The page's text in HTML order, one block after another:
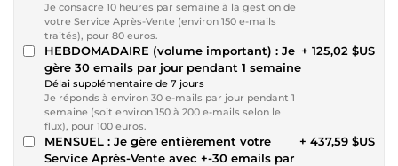
Je consacre 10 heures par semaine à la gestion de
votre Service Après-Vente (environ 150 e-mails
traités), pour 80 euros.
HEBDOMADAIRE (volume important) : Je
gère 30 emails par jour pendant 1 semaine
Délai supplémentaire de 7 jours
Je réponds à environ 30 e-mails par jour pendant 1
semaine (soit environ 150 à 200 e-mails selon le
flux), pour 100 euros.
+ 125,02 $US
MENSUEL : Je gère entièrement votre
Service Après-Vente avec +-30 emails par
+ 437,59 $US